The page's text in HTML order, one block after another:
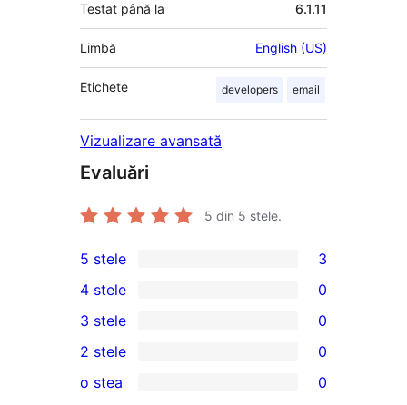
Testat până la 6.1.11
Limbă English (US)
Etichete developers email
Vizualizare avansată
Evaluări
5 din 5 stele.
3
5
–
recenzii
(stele)
5 stele 3
4
–
recenzii
4 stele 0
0
3
–
3 stele 0
2
2 stele 0
0
o stea 0